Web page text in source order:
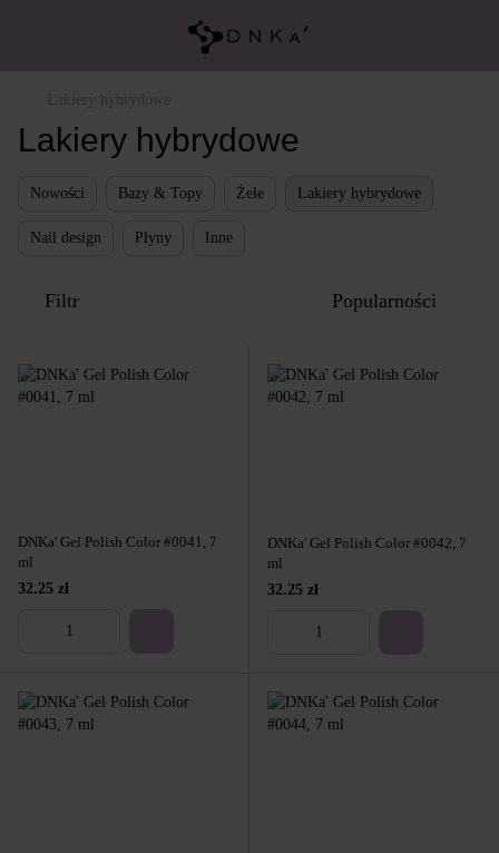
Lakiery hybrydowe
Nowości Bazy & Topy Żele Lakiery hybrydowe
Nail design Płyny Inne
Filtr Popularności
DNKa' Gel Polish Color #0041, 7
ml
32.25 zł
DNKa' Gel Polish Color #0042, 7
ml
32.25 zł